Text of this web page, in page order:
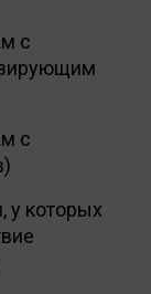
с
с
у которых